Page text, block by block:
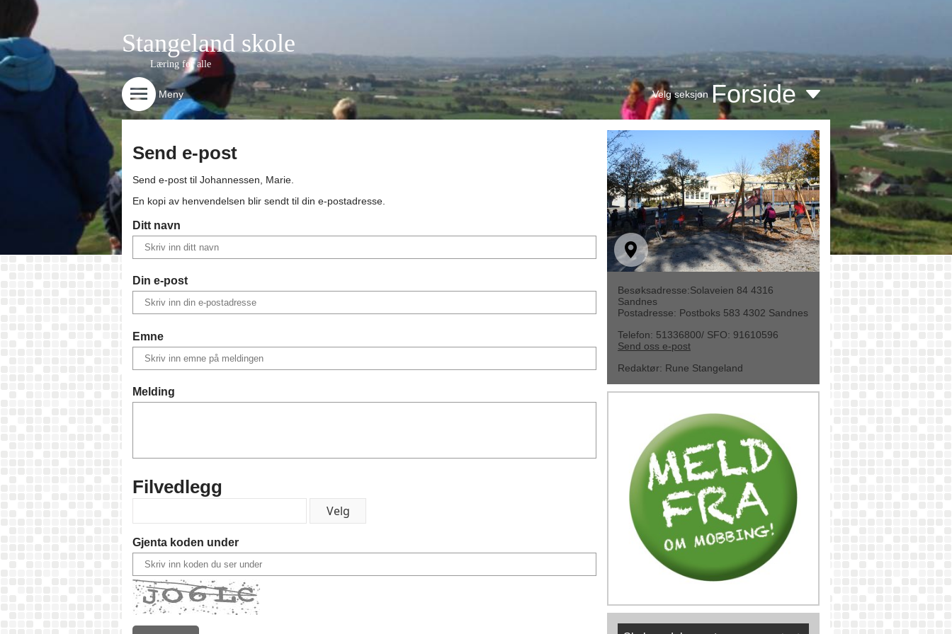
Stangeland skole
Læring for alle
Meny Velg seksjon Forside
Besøksadresse:Solaveien 84 4316
Sandnes
Postadresse: Postboks 583 4302 Sandnes
Telefon: 51336800/ SFO: 91610596
Send oss e-post
Redaktør: Rune Stangeland
Send e-post
Send e-post til Johannessen, Marie.
En kopi av henvendelsen blir sendt til din e-postadresse.
Ditt navn
Din e-post
Emne
Melding
Filvedlegg
Gjenta koden under